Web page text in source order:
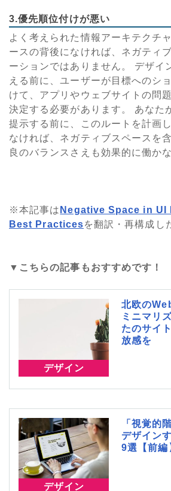
3.優先順位付けが悪い
よく考えられた情報アーキテクチ
ースの背後になければ、ネガティ
ーションではありません。 デザイ
える前に、ユーザーが目標へのシ
けて、アプリやウェブサイトの問
決定する必要があります。 あなた
提示する前に、このルートを計画
なければ、ネガティブスペースを
良のバランスさえも効果的に働か
※本記事は Negative Space in UI
Best Practicesを翻訳・再構成し
▼こちらの記事もおすすめです！
デザイン
北欧の
ミニマリ
たのサイ
放感を
デザイン
「視覚的
デザイン
9選【前編